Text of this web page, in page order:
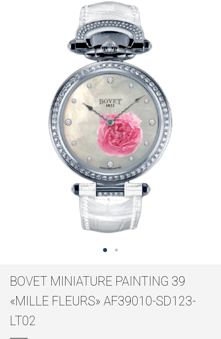
BOVET MINIATURE PAINTING 39
«MILLE FLEURS» AF39010-SD123-
LT02